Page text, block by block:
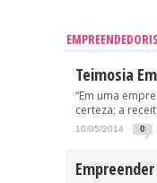
Teimosia
“Em uma
certeza; a
10/05/2014 0